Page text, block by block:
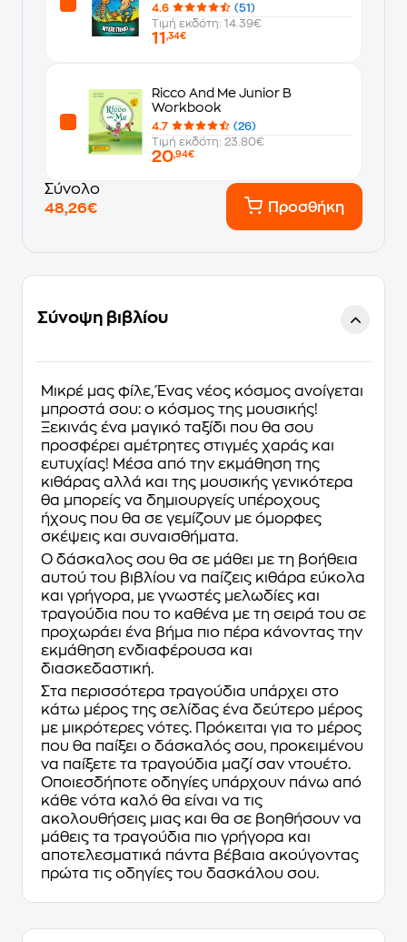
4.6
(51)
Τιμή εκδότη: 14.39€
11 ,34€
Ricco And Me Junior B
Workbook
4.7
(26)
Τιμή εκδότη: 23.80€
20,94€
Σύνολο
48,26€
Προσθήκη
Σύνοψη βιβλίου
Μικρέ μας φίλε, Ένας νέος κόσμος ανοίγεται
μπροστά σου: ο κόσμος της μουσικής!
Ξεκινάς ένα μαγικό ταξίδι που θα σου
προσφέρει αμέτρητες στιγμές χαράς και
ευτυχίας! Μέσα από την εκμάθηση της
κιθάρας αλλά και της μουσικής γενικότερα
θα μπορείς να δημιουργείς υπέροχους
ήχους που θα σε γεμίζουν με όμορφες
σκέψεις και συναισθήματα.
Ο δάσκαλος σου θα σε μάθει με τη βοήθεια
αυτού του βιβλίου να παίζεις κιθάρα εύκολα
και γρήγορα, με γνωστές μελωδίες και
τραγούδια που το καθένα με τη σειρά του σε
προχωράει ένα βήμα πιο πέρα κάνοντας την
εκμάθηση ενδιαφέρουσα και
διασκεδαστική.
Στα περισσότερα τραγούδια υπάρχει στο
κάτω μέρος της σελίδας ένα δεύτερο μέρος
με μικρότερες νότες. Πρόκειται για το μέρος
που θα παίξει ο δάσκαλός σου, προκειμένου
να παίξετε τα τραγούδια μαζί σαν ντουέτο.
Οποιεσδήποτε οδηγίες υπάρχουν πάνω από
κάθε νότα καλό θα είναι να τις
ακολουθήσεις μιας και θα σε βοηθήσουν να
μάθεις τα τραγούδια πιο γρήγορα και
αποτελεσματικά πάντα βέβαια ακούγοντας
πρώτα τις οδηγίες του δασκάλου σου.